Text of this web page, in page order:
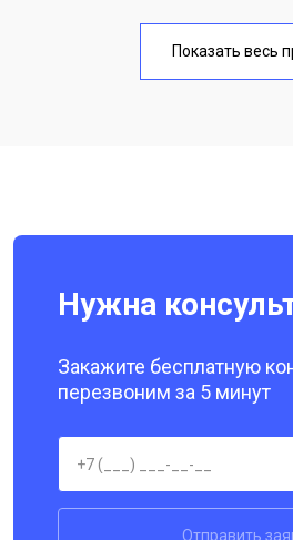
Замена кнопки включения
Показать весь
Нужна
Закажите бесплатную
перезвоним за 5 минут
Отправить